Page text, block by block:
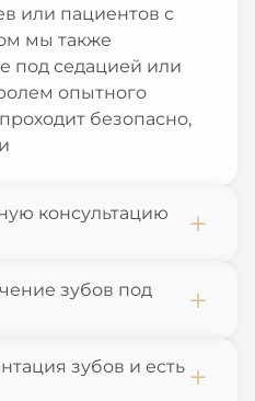
или пациентов с
мы также
под седацией или
опытного
безопасно,
консультацию
зубов под
зубов и есть